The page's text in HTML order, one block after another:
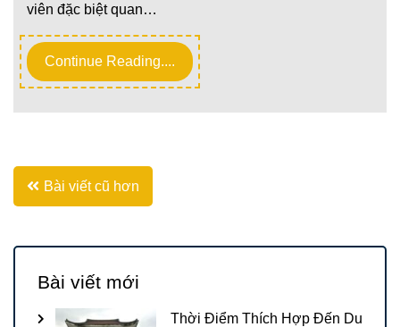
viên đặc biệt quan…
Continue Reading....
Điều
bài
viết
Bài viết cũ hơn
Bài viết mới
Thời Điểm Thích Hợp Đến Du